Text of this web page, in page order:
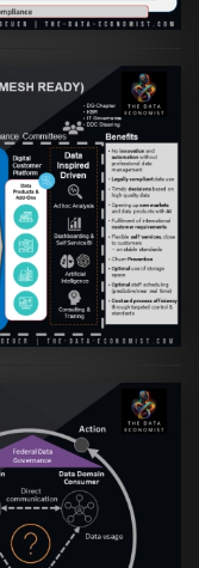
für
ist
Die
Human